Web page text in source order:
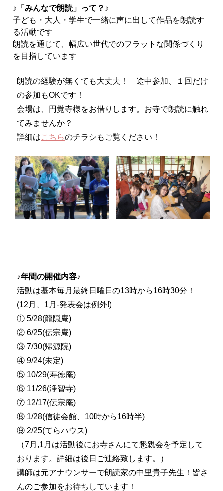
♪「みんなで朗読」って？♪
子ども・大人・学生で一緒に声に出して作品を朗読す
る活動です
朗読を通じて、幅広い世代でのフラットな関係づくり
を目指しています
朗読の経験が無くても大丈夫！ 途中参加、１回だけ
の参加もOKです！
会場は、円覚寺様をお借りします。お寺で朗読に触れ
てみませんか？
詳細はこちらのチラシもご覧ください！
♪年間の開催内容♪
活動は基本毎月最終日曜日の13時から16時30分！
(12月、1月-発表会は例外!)
① 5/28(龍隠庵)
② 6/25(伝宗庵)
③ 7/30(帰源院)
④ 9/24(未定)
⑤ 10/29(寿徳庵)
⑥ 11/26(浄智寺)
⑦ 12/17(伝宗庵)
⑧ 1/28(信徒会館、10時から16時半)
⑨ 2/25(てらハウス)
（7月,1月は活動後にお寺さんにて懇親会を予定して
おります。詳細は後日ご連絡致します。）
講師は元アナウンサーで朗読家の中里貴子先生！皆さ
んのご参加をお待ちしています！